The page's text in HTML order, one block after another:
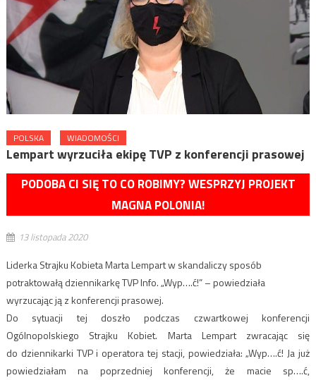
POLSKA WIADOMOŚCI
Lempart wyrzuciła ekipę TVP z konferencji prasowej
PODOBA CI SIĘ TO CO ROBIMY? WESPRZYJ PROJEKT
MAGNA POLONIA!
13 listopada 2020
Liderka Strajku Kobieta Marta Lempart w skandaliczy sposób
potraktowałą dziennikarkę TVP Info. „Wyp….ć!” – powiedziała
wyrzucając ją z konferencji prasowej.
Do sytuacji tej doszło podczas czwartkowej konferencji
Ogólnopolskiego Strajku Kobiet. Marta Lempart zwracając się
do dziennikarki TVP i operatora tej stacji, powiedziała: „Wyp….ć! Ja już
powiedziałam na poprzedniej konferencji, że macie sp….ć,